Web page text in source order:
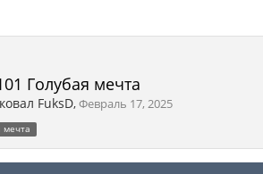
Голубая мечта
FuksD,Февраль 17, 2025
мечта